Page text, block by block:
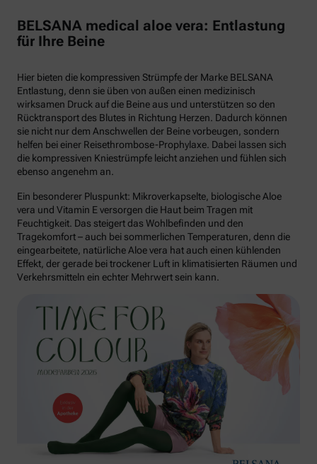
BELSANA medical aloe vera: Entlastung
für Ihre Beine
Hier bieten die kompressiven Strümpfe der Marke BELSANA
Entlastung, denn sie üben von außen einen medizinisch
wirksamen Druck auf die Beine aus und unterstützen so den
Rücktransport des Blutes in Richtung Herzen. Dadurch können
sie nicht nur dem Anschwellen der Beine vorbeugen, sondern
helfen bei einer Reisethrombose-Prophylaxe. Dabei lassen sich
die kompressiven Kniestrümpfe leicht anziehen und fühlen sich
ebenso angenehm an.
Ein besonderer Pluspunkt: Mikroverkapselte, biologische Aloe
vera und Vitamin E versorgen die Haut beim Tragen mit
Feuchtigkeit. Das steigert das Wohlbefinden und den
Tragekomfort – auch bei sommerlichen Temperaturen, denn die
eingearbeitete, natürliche Aloe vera hat auch einen kühlenden
Effekt, der gerade bei trockener Luft in klimatisierten Räumen und
Verkehrsmitteln ein echter Mehrwert sein kann.